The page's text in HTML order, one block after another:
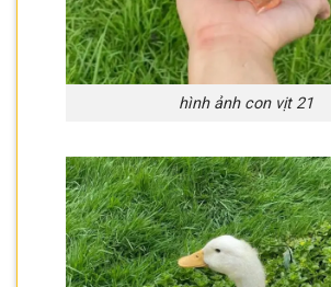
hình ảnh con vịt 21